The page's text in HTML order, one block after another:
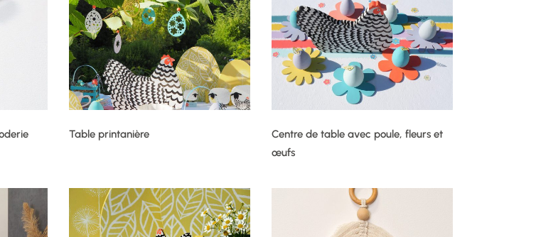
Table printanière
Centre de table avec poule, fleurs et
œufs